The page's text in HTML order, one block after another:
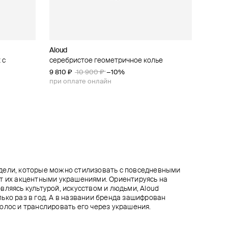
с
Aloud
серебристое геометричное колье
9 810 ₽ 10 900 ₽ −10%
при оплате онлайн
Aloud
серебристая извилистая цепь
4 160 ₽ 5 200 ₽ −20%
при оплате онлайн
Aloud
серебристое колье-цепь
8 100 ₽ 9 000 ₽ −10%
при оплате онлайн
Aloud
прозрачное двойное кольцо
2 520 ₽ 2 800 ₽ −10%
при оплате онлайн
которые можно стилизовать с повседневными
их акцентными украшениями. Ориентируясь на
культурой, искусством и людьми, Aloud
раз в год. А в названии бренда зашифрован
и транслировать его через украшения.